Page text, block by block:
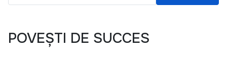
POVEȘTI DE SUCCES